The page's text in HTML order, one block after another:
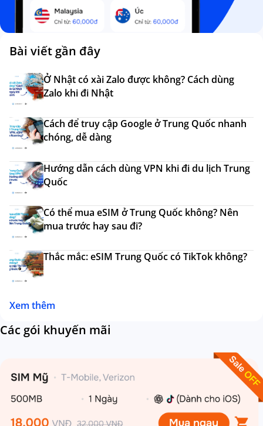
Bài viết gần đây
Ở Nhật có xài Zalo được không? Cách dùng
Zalo khi đi Nhật
Cách để truy cập Google ở Trung Quốc nhanh
chóng, dễ dàng
Hướng dẫn cách dùng VPN khi đi du lịch Trung
Quốc
Có thể mua eSIM ở Trung Quốc không? Nên
mua trước hay sau đi?
Thắc mắc: eSIM Trung Quốc có TikTok không?
Xem thêm
Các gói khuyến mãi